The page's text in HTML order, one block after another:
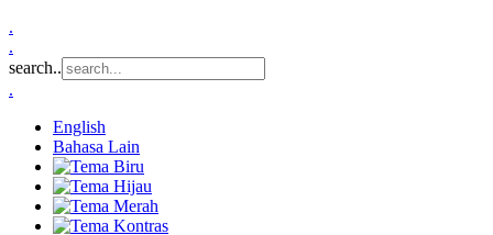
.
.
search..
.
English
Bahasa Lain